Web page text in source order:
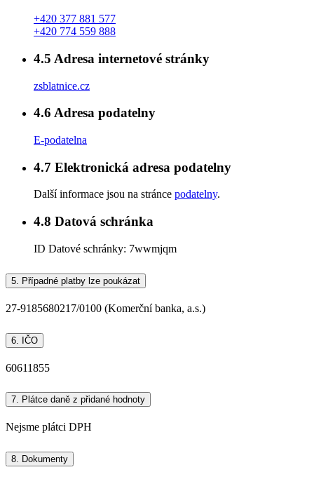
+420 377 881 577
+420 774 559 888
4.5 Adresa internetové stránky
zsblatnice.cz
4.6 Adresa podatelny
E-podatelna
4.7 Elektronická adresa podatelny
Další informace jsou na stránce podatelny.
4.8 Datová schránka
ID Datové schránky: 7wwmjqm
5. Případné platby lze poukázat
27-9185680217/0100 (Komerční banka, a.s.)
6. IČO
60611855
7. Plátce daně z přidané hodnoty
Nejsme plátci DPH
8. Dokumenty